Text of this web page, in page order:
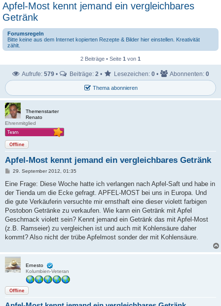
Apfel-Most kennt jemand ein vergleichbares
Getränk
Forumsregeln
Bitte keine aus dem Internet kopierten Rezepte & Bilder hier einstellen. Kreativität
zählt.
2 Beiträge • Seite 1 von 1
Thema abonnieren
Aufrufe: 579 • Beiträge: 2 • Lesezeichen: 0 • Abonnenten: 0
Themenstarter
Renato
Ehrenmitglied
Offline
Apfel-Most kennt jemand ein vergleichbares Getränk
B
i
r
a
29. September 2012, 01:35
Eine Frage: Diese Woche hatte ich verlangen nach Apfel-Saft und habe in
der Tienda um die Ecke gefragt. APFEL-MOST bei uns in Europa. Und
die gute Verkäuferin versuchte mir ernsthaft eine dieser violett farbigen
Postobon Getränke zu verkaufen. Wie kann ein Getränk mit Apfel
Geschmack violett sein? Kennt jemand ein Getränk das mit Apfel-Most
(z.B. Ramseier) zu vergleichen ist und auch mit Kohlensäure daher
kommt? Also nicht der trübe Apfelmost sonder der mit Kohlensäure.
Ernesto
Kolumbien-Veteran
Offline